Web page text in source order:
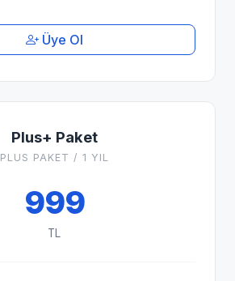
Üye Ol
Plus+ Paket
PLUS PAKET / 1 YIL
999
TL